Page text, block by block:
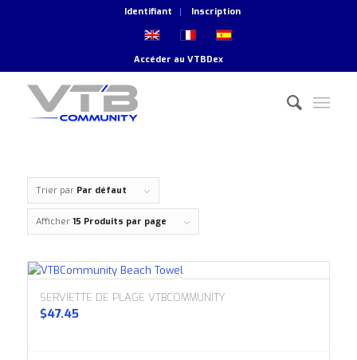
Identifiant Inscription
Accéder au VTBDex
Trier par Par défaut
Afficher 15 Produits par page
SERVIETTE DE PLAGE VTBCOMMUNITY
$47.45